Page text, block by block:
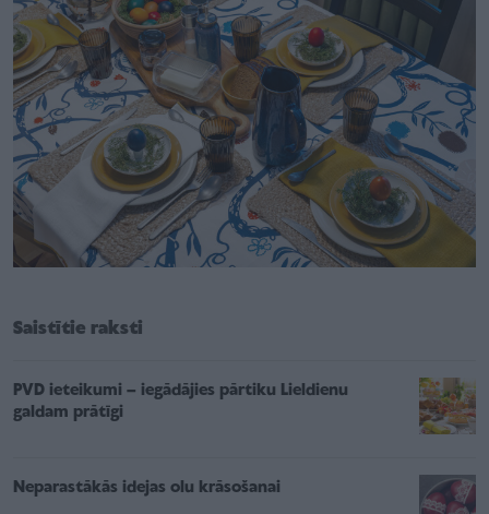
Saistītie raksti
PVD ieteikumi – iegādājies pārtiku Lieldienu
galdam prātīgi
Neparastākās idejas olu krāsošanai